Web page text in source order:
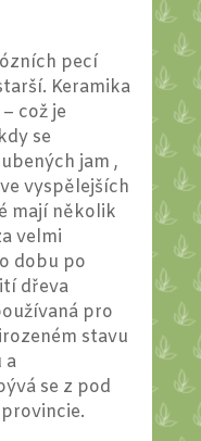
pecí
Keramika
což je
se
jam ,
vyspělejších
mají několik
velmi
dobu po
dřeva
pro
stavu
a
se z pod